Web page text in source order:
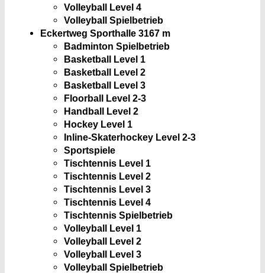
Volleyball Level 4
Volleyball Spielbetrieb
Eckertweg Sporthalle 3167 m
Badminton Spielbetrieb
Basketball Level 1
Basketball Level 2
Basketball Level 3
Floorball Level 2-3
Handball Level 2
Hockey Level 1
Inline-Skaterhockey Level 2-3
Sportspiele
Tischtennis Level 1
Tischtennis Level 2
Tischtennis Level 3
Tischtennis Level 4
Tischtennis Spielbetrieb
Volleyball Level 1
Volleyball Level 2
Volleyball Level 3
Volleyball Spielbetrieb